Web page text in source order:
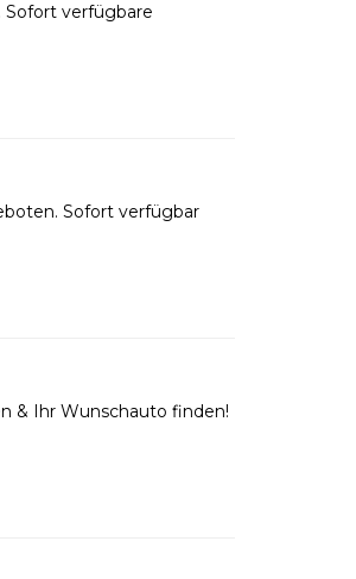
verfügbare
Sofort verfügbar
& Ihr Wunschauto finden!